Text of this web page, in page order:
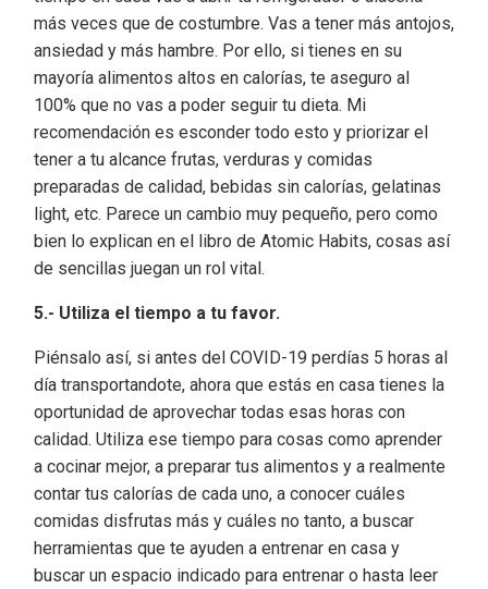
más veces que de costumbre. Vas a tener más antojos,
ansiedad y más hambre. Por ello, si tienes en su
mayoría alimentos altos en calorías, te aseguro al
100% que no vas a poder seguir tu dieta. Mi
recomendación es esconder todo esto y priorizar el
tener a tu alcance frutas, verduras y comidas
preparadas de calidad, bebidas sin calorías, gelatinas
light, etc. Parece un cambio muy pequeño, pero como
bien lo explican en el libro de Atomic Habits, cosas así
de sencillas juegan un rol vital.
5.- Utiliza el tiempo a tu favor.
Piénsalo así, si antes del COVID-19 perdías 5 horas al
día transportandote, ahora que estás en casa tienes la
oportunidad de aprovechar todas esas horas con
calidad. Utiliza ese tiempo para cosas como aprender
a cocinar mejor, a preparar tus alimentos y a realmente
contar tus calorías de cada uno, a conocer cuáles
comidas disfrutas más y cuáles no tanto, a buscar
herramientas que te ayuden a entrenar en casa y
buscar un espacio indicado para entrenar o hasta leer